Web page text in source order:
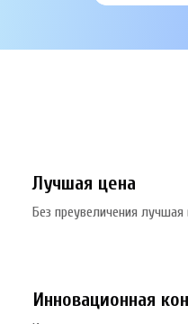
Лучшая цена
Без преувеличения
Инновационная